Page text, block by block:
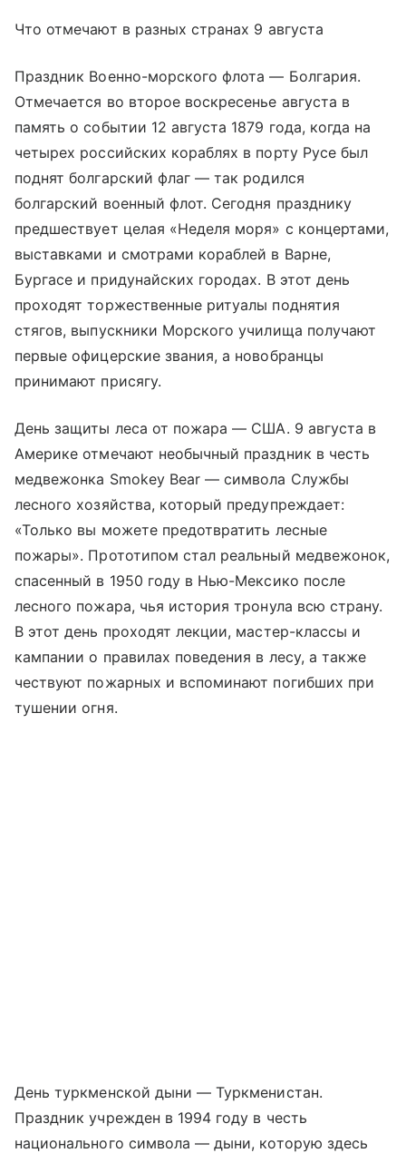
Что отмечают в разных странах 9 августа
Праздник Военно-морского флота — Болгария.
Отмечается во второе воскресенье августа в
память о событии 12 августа 1879 года, когда на
четырех российских кораблях в порту Русе был
поднят болгарский флаг — так родился
болгарский военный флот. Сегодня празднику
предшествует целая «Неделя моря» с концертами,
выставками и смотрами кораблей в Варне,
Бургасе и придунайских городах. В этот день
проходят торжественные ритуалы поднятия
стягов, выпускники Морского училища получают
первые офицерские звания, а новобранцы
принимают присягу.
День защиты леса от пожара — США. 9 августа в
Америке отмечают необычный праздник в честь
медвежонка Smokey Bear — символа Службы
лесного хозяйства, который предупреждает:
«Только вы можете предотвратить лесные
пожары». Прототипом стал реальный медвежонок,
спасенный в 1950 году в Нью-Мексико после
лесного пожара, чья история тронула всю страну.
В этот день проходят лекции, мастер-классы и
кампании о правилах поведения в лесу, а также
чествуют пожарных и вспоминают погибших при
тушении огня.
День туркменской дыни — Туркменистан.
Праздник учрежден в 1994 году в честь
национального символа — дыни, которую здесь